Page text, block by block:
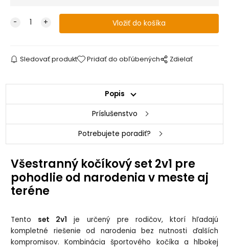
Sledovať produkt Pridať do obľúbených Zdielať
Popis
Príslušenstvo
Potrebujete poradiť?
Všestranný kočíkový set 2v1 pre
pohodlie od narodenia v meste aj
teréne
Tento set 2v1 je určený pre rodičov, ktorí hľadajú
kompletné riešenie od narodenia bez nutnosti ďalších
kompromisov. Kombinácia športového kočíka a hlbokej